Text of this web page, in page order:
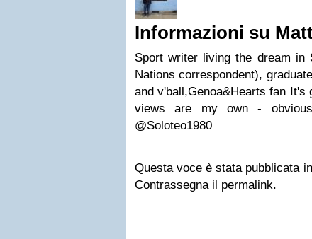
Informazioni su
Sport writer living the dream in
Nations correspondent),
and v'ball,Genoa&Hearts fan It's
views are my own -
@Soloteo1980
Questa voce è stata pubblicata
Contrassegna il permalink.